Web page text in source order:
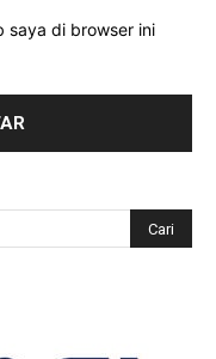
saya di browser ini